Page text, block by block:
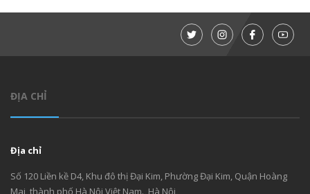
ĐỊA CHỈ
Địa chỉ
Số 120 Liền kề D4, Khu đô thị Đại Kim, Phường Đại Kim, Quận Hoàng
Mai, thành phố Hà Nội Việt Nam., Hà Nội,